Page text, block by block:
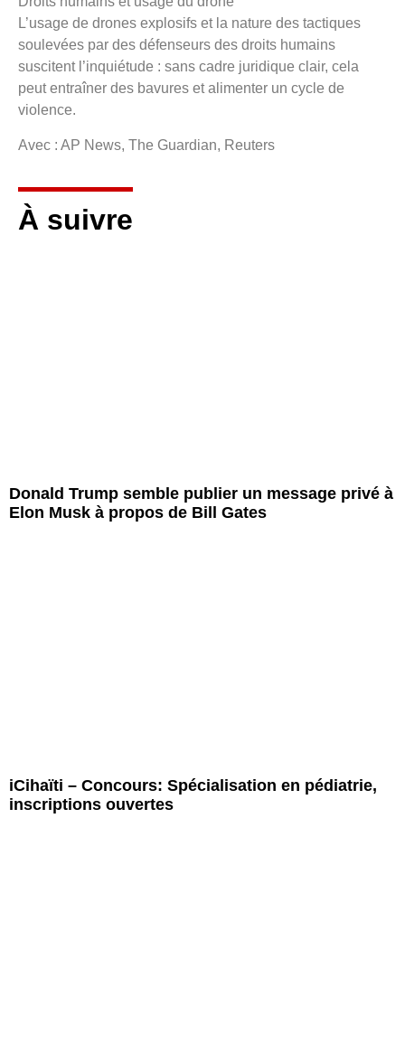
L’usage de drones explosifs et la nature des tactiques
soulevées par des défenseurs des droits humains
suscitent l’inquiétude : sans cadre juridique clair, cela
peut entraîner des bavures et alimenter un cycle de
violence.
Avec : AP News, The Guardian, Reuters
À suivre
Donald Trump semble publier un message privé à
Elon Musk à propos de Bill Gates
iCihaïti – Concours: Spécialisation en pédiatrie,
inscriptions ouvertes